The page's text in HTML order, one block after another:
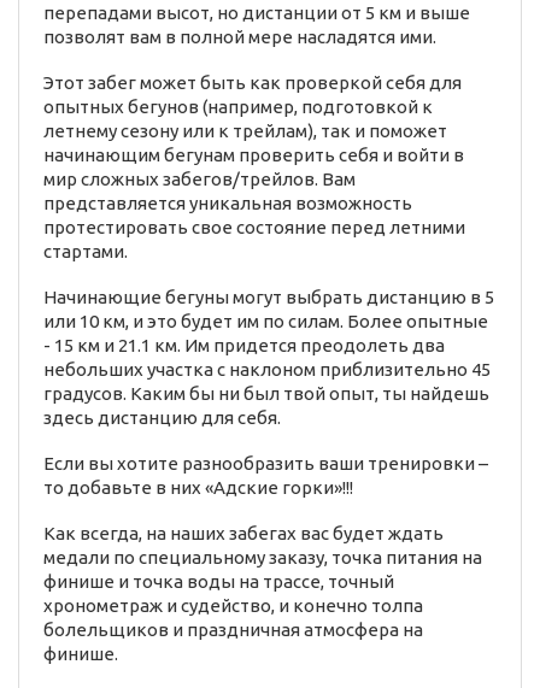
перепадами высот, но дистанции от 5 км и выше
позволят вам в полной мере насладятся ими.
Этот забег может быть как проверкой себя для
опытных бегунов (например, подготовкой к
летнему сезону или к трейлам), так и поможет
начинающим бегунам проверить себя и войти в
мир сложных забегов/трейлов. Вам
представляется уникальная возможность
протестировать свое состояние перед летними
стартами.
Начинающие бегуны могут выбрать дистанцию в 5
или 10 км, и это будет им по силам. Более опытные
- 15 км и 21.1 км. Им придется преодолеть два
небольших участка с наклоном приблизительно 45
градусов. Каким бы ни был твой опыт, ты найдешь
здесь дистанцию для себя.
Если вы хотите разнообразить ваши тренировки –
то добавьте в них «Адские горки»!!!
Как всегда, на наших забегах вас будет ждать
медали по специальному заказу, точка питания на
финише и точка воды на трассе, точный
хронометраж и судейство, и конечно толпа
болельщиков и праздничная атмосфера на
финише.